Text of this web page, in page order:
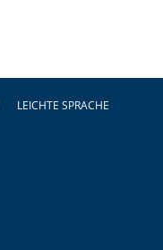
LEICHTE SPRACHE